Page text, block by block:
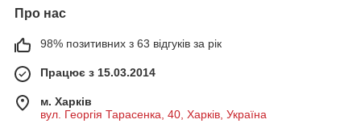
Про нас
98% позитивних з 63 відгуків за рік
Працює з 15.03.2014
м. Харків
вул. Георгія Тарасенка, 40, Харків, Україна